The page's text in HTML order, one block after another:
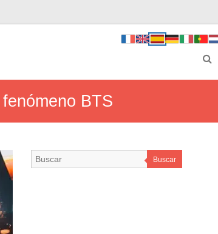
BTS
Buscar